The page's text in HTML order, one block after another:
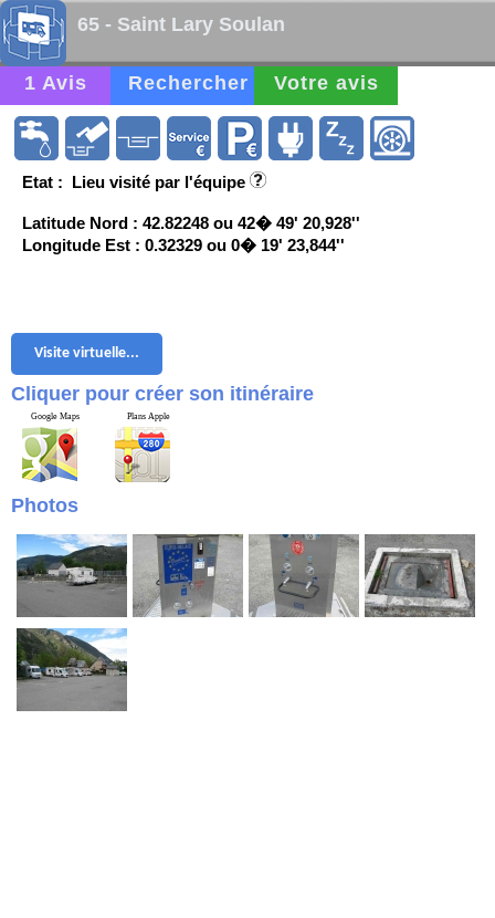
65 - Saint Lary Soulan
1 Avis Rechercher Votre avis
Etat : Lieu visité par l'équipe
Latitude Nord : 42.82248 ou 42� 49' 20,928''
Longitude Est : 0.32329 ou 0� 19' 23,844''
Visite virtuelle...
Cliquer pour créer son itinéraire
Google Maps Plans Apple
Photos